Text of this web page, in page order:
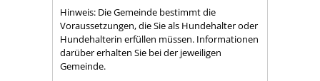
Hinweis: Die Gemeinde bestimmt die
Voraussetzungen, die Sie als Hundehalter oder
Hundehalterin erfüllen müssen. Informationen
darüber erhalten Sie bei der jeweiligen
Gemeinde.